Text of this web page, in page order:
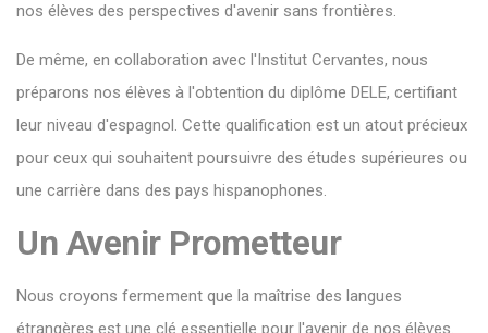
nos élèves des perspectives d'avenir sans frontières.
De même, en collaboration avec l'Institut Cervantes, nous
préparons nos élèves à l'obtention du diplôme DELE, certifiant
leur niveau d'espagnol. Cette qualification est un atout précieux
pour ceux qui souhaitent poursuivre des études supérieures ou
une carrière dans des pays hispanophones.
Un Avenir Prometteur
Nous croyons fermement que la maîtrise des langues
étrangères est une clé essentielle pour l'avenir de nos élèves.